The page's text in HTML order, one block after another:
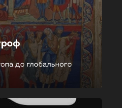
до глобального